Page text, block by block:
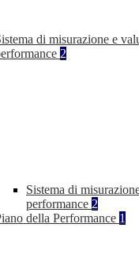
di misurazione e
2
Sistema di
performance 2
della Performance 1